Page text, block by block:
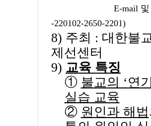
E-mail
-220102-2650-2201)
8) 주최 : 대한불
제선센터
9) 교육 특징
① 불교의 ‘연
실습 교육
② 원인과 해법